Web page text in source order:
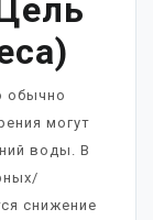
обычно
могут
воды. В
снижение